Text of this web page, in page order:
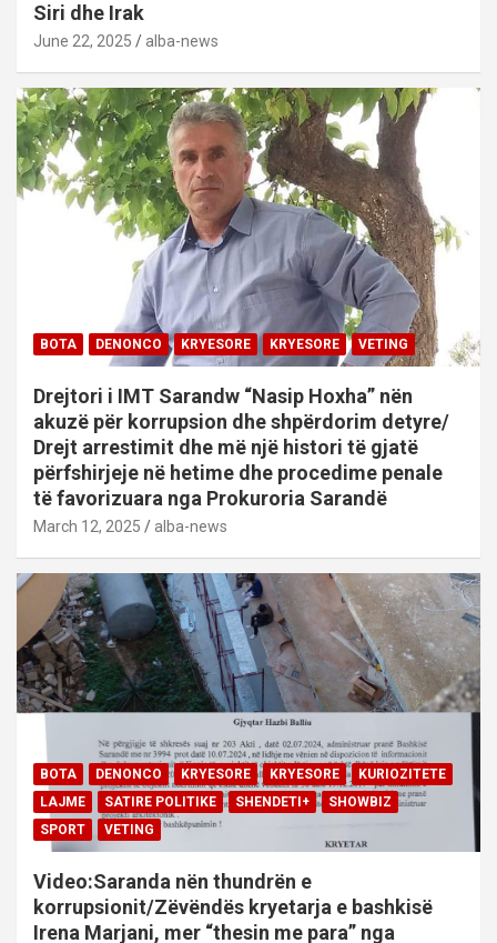
Siri dhe Irak
June 22, 2025 alba-news
BOTA DENONCO KRYESORE KRYESORE VETING
Drejtori i IMT Sarandw “Nasip Hoxha” nën
akuzë për korrupsion dhe shpërdorim detyre/
Drejt arrestimit dhe më një histori të gjatë
përfshirjeje në hetime dhe procedime penale
të favorizuara nga Prokuroria Sarandë
March 12, 2025 alba-news
BOTA DENONCO KRYESORE KRYESORE
KURIOZITETE
LAJME
SATIRE POLITIKE SHENDETI+
SHOWBIZ
SPORT
VETING
Video:Saranda nën thundrën e
korrupsionit/Zëvëndës kryetarja e bashkisë
Irena Marjani, mer “thesin me para” nga